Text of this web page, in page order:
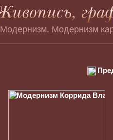
Модернизм. Модернизм